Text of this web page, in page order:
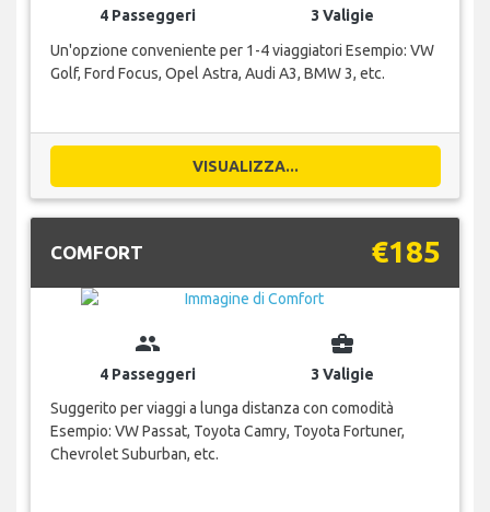
4 Passeggeri
3 Valigie
Un'opzione conveniente per 1-4 viaggiatori Esempio: VW
Golf, Ford Focus, Opel Astra, Audi A3, BMW 3, etc.
VISUALIZZA...
COMFORT €185
group
4 Passeggeri
business_center
3 Valigie
Suggerito per viaggi a lunga distanza con comodità
Esempio: VW Passat, Toyota Camry, Toyota Fortuner,
Chevrolet Suburban, etc.